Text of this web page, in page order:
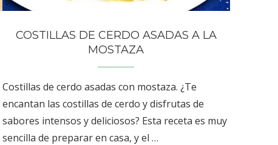
COSTILLAS DE CERDO ASADAS A LA
MOSTAZA
Costillas de cerdo asadas con mostaza. ¿Te
encantan las costillas de cerdo y disfrutas de
sabores intensos y deliciosos? Esta receta es muy
sencilla de preparar en casa, y el …